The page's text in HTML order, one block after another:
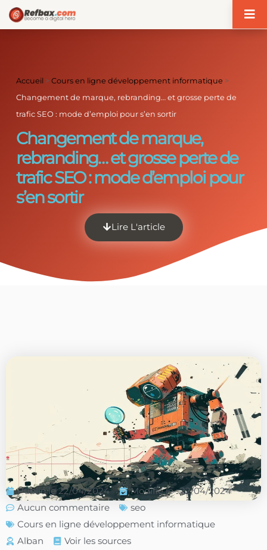
Accueil >Cours en ligne développement informatique >
Changement de marque, rebranding… et grosse perte de
trafic SEO : mode d’emploi pour s’en sortir
Changement de marque,
rebranding… et grosse perte de
trafic SEO : mode d’emploi pour
s’en sortir
Lire L'article
Publié le 22/04/2024
Modifié le : 22/04/2024
Aucun commentaire
seo
Cours en ligne développement informatique
Alban
Voir les sources
Panneau de gestion des cookies